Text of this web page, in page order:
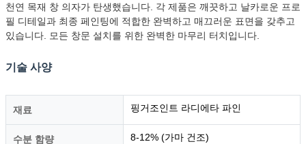
천연 목재 창 의자가 탄생했습니다. 각 제품은 깨끗하고 날카로운 프로
필 디테일과 최종 페인팅에 적합한 완벽하고 매끄러운 표면을 갖추고
있습니다. 모든 창문 설치를 위한 완벽한 마무리 터치입니다.
기술 사양
재료 핑거조인트 라디에타 파인
수분 함량 8-12% (가마 건조)